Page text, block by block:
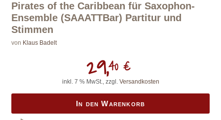
Pirates of the Caribbean für Saxophon-
Ensemble (SAAATTBar) Partitur und
Stimmen
von Klaus Badelt
29,40 €
inkl. 7 % MwSt., zzgl. Versandkosten
In den Warenkorb